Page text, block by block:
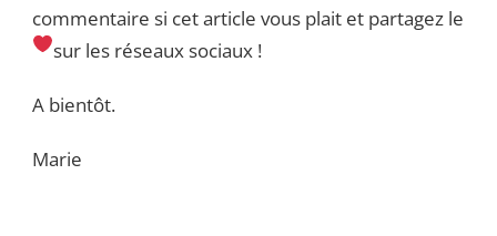
commentaire si cet article vous plait et partagez le
sur les réseaux sociaux !
A bientôt.
Marie